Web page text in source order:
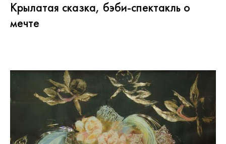
Крылатая сказка, бэби-спектакль о
мечте